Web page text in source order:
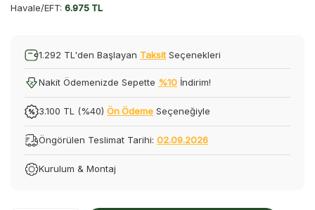
Havale/EFT: 6.975 TL
1.292 TL'den Başlayan Taksit Seçenekleri
Nakit Ödemenizde Sepette %10 İndirim!
3.100 TL (%40) Ön Ödeme Seçeneğiyle
Öngörülen Teslimat Tarihi: 02.09.2026
Kurulum & Montaj